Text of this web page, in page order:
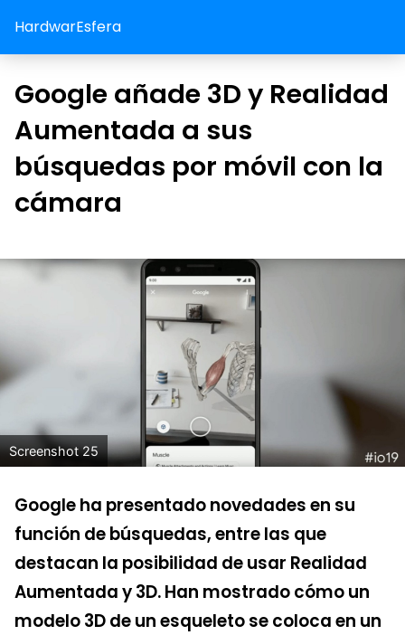
HardwarEsfera
Google añade 3D y Realidad
Aumentada a sus
búsquedas por móvil con la
cámara
Screenshot 25
Google ha presentado novedades en su
función de búsquedas, entre las que
destacan la posibilidad de usar Realidad
Aumentada y 3D. Han mostrado cómo un
modelo 3D de un esqueleto se coloca en un